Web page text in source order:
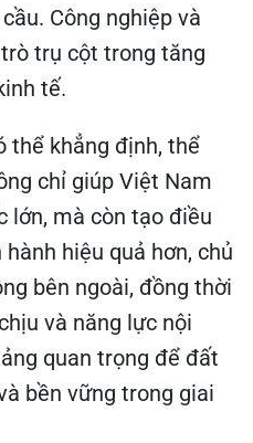
Công nghiệp và
trụ cột trong tăng
tế.
thể khẳng định, thể
chỉ giúp Việt Nam
lớn, mà còn tạo điều
hiệu quả hơn, chủ
bên ngoài, đồng thời
và năng lực nội
quan trọng để đất
bền vững trong giai